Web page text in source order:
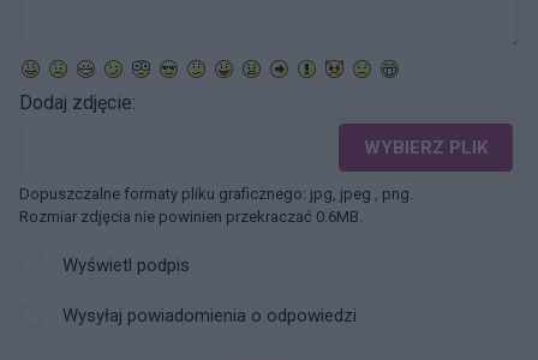
Dodaj zdjęcie:
WYBIERZ PLIK
Dopuszczalne formaty pliku graficznego: jpg, jpeg , png.
Rozmiar zdjęcia nie powinien przekraczać 0.6MB.
Wyświetl podpis
Wysyłaj powiadomienia o odpowiedzi